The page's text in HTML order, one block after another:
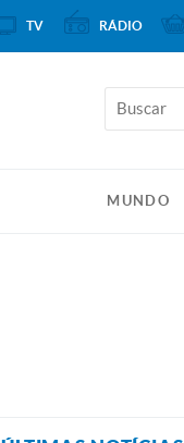
MUNDO
TV RÁDIO